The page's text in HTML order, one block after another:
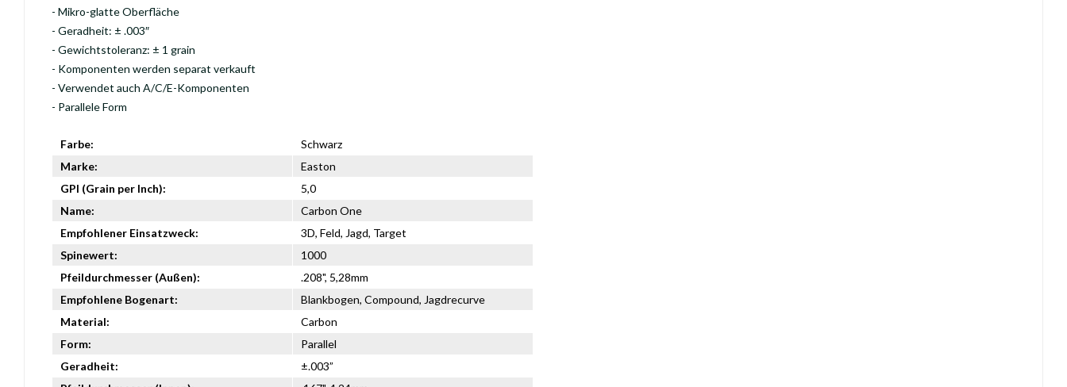
- Mikro-glatte Oberfläche
- Geradheit: ± .003″
- Gewichtstoleranz: ± 1 grain
- Komponenten werden separat verkauft
- Verwendet auch A/C/E-Komponenten
- Parallele Form
Farbe:
Schwarz
Marke:
Easton
GPI (Grain per Inch):
5,0
Name:
Carbon One
Empfohlener Einsatzweck:
3D, Feld, Jagd, Target
Spinewert:
1000
Pfeildurchmesser (Außen):
.208", 5,28mm
Empfohlene Bogenart:
Blankbogen, Compound, Jagdrecurve
Material:
Carbon
Form:
Parallel
Geradheit:
±.003”